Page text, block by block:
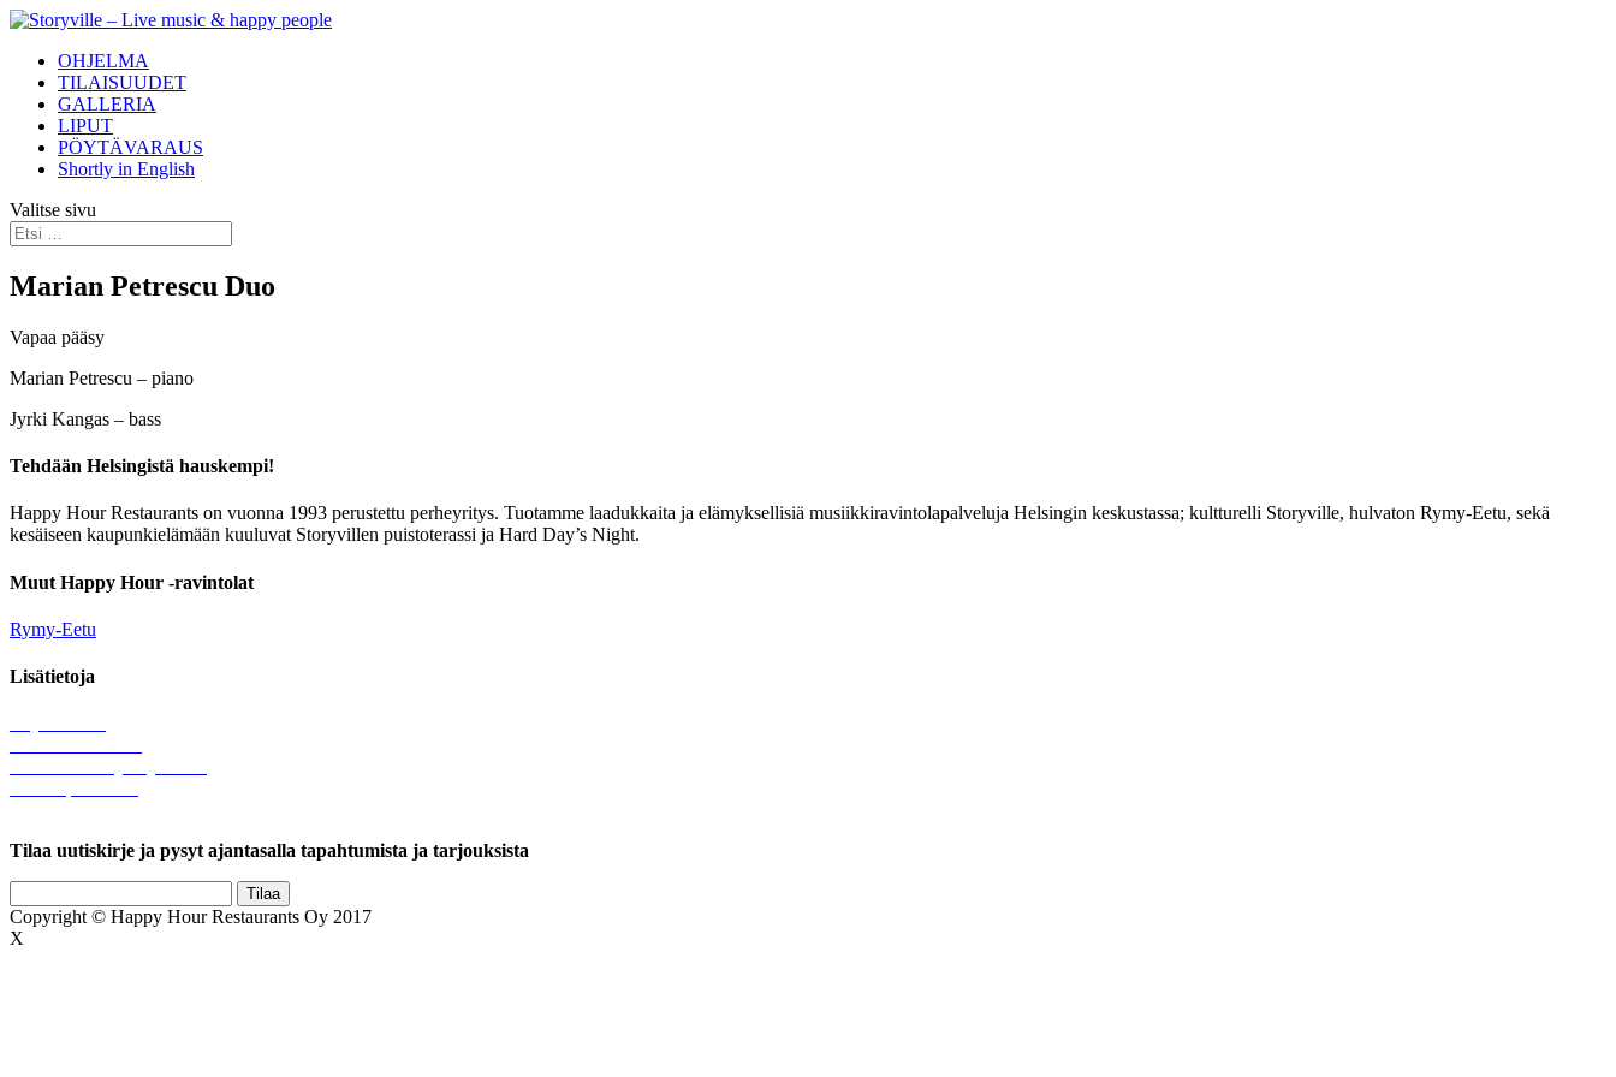
OHJELMA
TILAISUUDET
GALLERIA
LIPUT
PÖYTÄVARAUS
Shortly in English
Valitse sivu
Marian Petrescu Duo
Vapaa pääsy
Marian Petrescu – piano
Jyrki Kangas – bass
Tehdään Helsingistä hauskempi!
Happy Hour Restaurants on vuonna 1993 perustettu perheyritys. Tuotamme laadukkaita ja elämyksellisiä musiikkiravintolapalveluja Helsingin keskustassa; kultturelli Storyville, hulvaton Rymy-Eetu, sekä
kesäiseen kaupunkielämään kuuluvat Storyvillen puistoterassi ja Hard Day’s Night.
Muut Happy Hour -ravintolat
Rymy-Eetu
Lisätietoja
Tilaa uutiskirje ja pysyt ajantasalla tapahtumista ja tarjouksista
Copyright © Happy Hour Restaurants Oy 2017
X